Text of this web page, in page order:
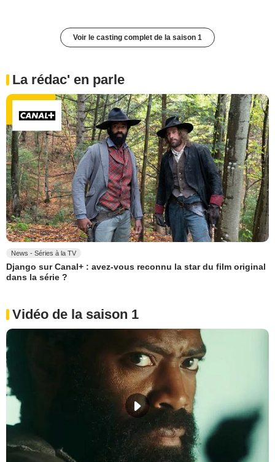
Voir le casting complet de la saison 1
La rédac' en parle
News - Séries à la TV
Django sur Canal+ : avez-vous reconnu la star du film original
dans la série ?
Vidéo de la saison 1